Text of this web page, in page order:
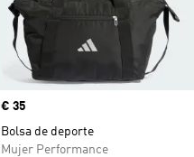
Precio
€ 35
Bolsa de deporte
Mujer Performance